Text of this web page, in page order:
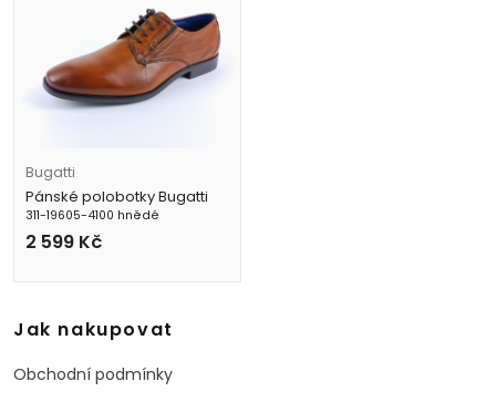
Bugatti
Pánské polobotky Bugatti
311-19605-4100 hnědé
2 599 Kč
Jak nakupovat
Obchodní podmínky